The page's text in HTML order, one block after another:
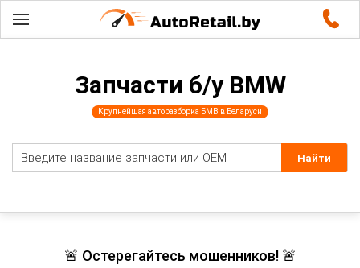
Запчасти б/у BMW
Крупнейшая авторазборка БМВ в Беларуси
🚨 Остерегайтесь мошенников! 🚨